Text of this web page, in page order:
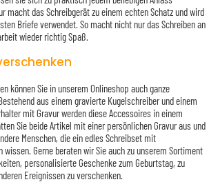
macht das Schreibgerät zu einem echten Schatz und wird
Briefe verwendet. So macht nicht nur das Schreiben an
wieder richtig Spaß.
können Sie in unserem Onlineshop auch ganze
aus einem gravierte Kugelschreiber und einem
mit Gravur werden diese Accessoires in einem
Sie beide Artikel mit einer persönlichen Gravur aus und
Menschen, die ein edles Schreibset mit
wissen. Gerne beraten wir Sie auch zu unserem Sortiment
personalisierte Geschenke zum Geburtstag, zu
Ereignissen zu verschenken.